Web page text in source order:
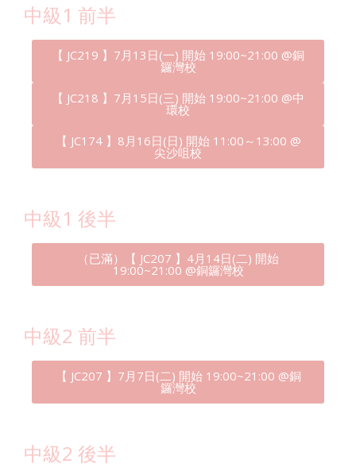
中級1 前半
【 JC219 】7月13日(一) 開始 19:00~21:00 @銅
鑼灣校
【 JC218 】7月15日(三) 開始 19:00~21:00 @中
環校
【 JC174 】8月16日(日) 開始 11:00～13:00 @
尖沙咀校
中級1 後半
（已滿）【 JC207 】4月14日(二) 開始
19:00~21:00 @銅鑼灣校
中級2 前半
【 JC207 】7月7日(二) 開始 19:00~21:00 @銅
鑼灣校
中級2 後半